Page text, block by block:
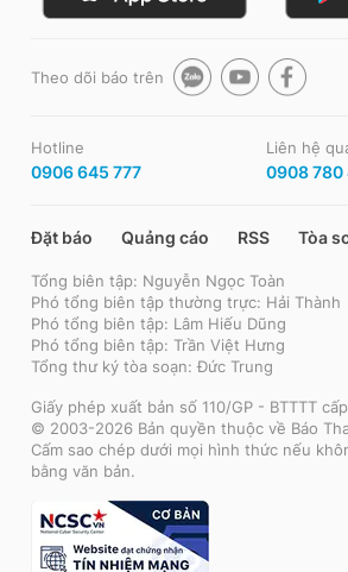
Theo dõi báo trên
Hotline
0906 645 777
Liên hệ
0908 780
Đặt báo Quảng cáo RSS Tòa
Tổng biên tập: Nguyễn Ngọc Toàn
Phó tổng biên tập thường trực: Hải Thành
Phó tổng biên tập: Lâm Hiếu Dũng
Phó tổng biên tập: Trần Việt Hưng
Tổng thư ký tòa soạn: Đức Trung
Giấy phép xuất bản số 110/GP - BTTTT
© 2003-2026 Bản quyền thuộc về Báo
Cấm sao chép dưới mọi hình thức nếu
bằng văn bản.